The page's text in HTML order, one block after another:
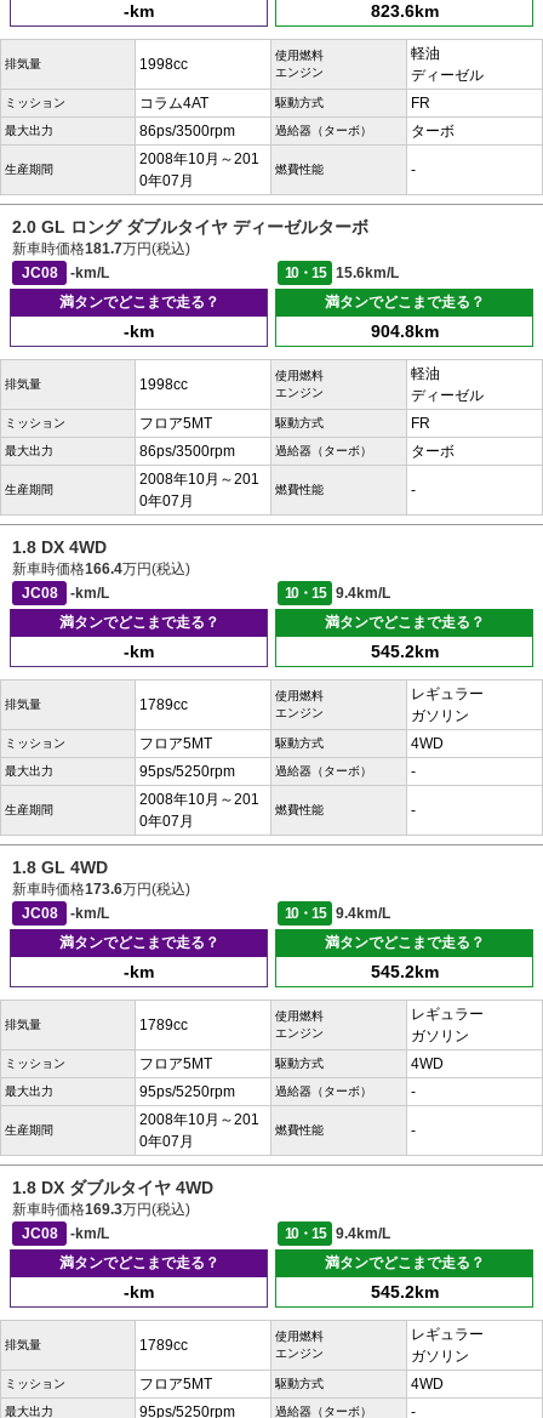
-km 823.6km
排気量 1998cc
使用燃料
エンジン
軽油
ディーゼル
ミッション コラム4AT 駆動方式 FR
最大出力 86ps/3500rpm 過給器（ターボ） ターボ
生産期間
2008年10月～201
0年07月
燃費性能 -
2.0 GL ロング ダブルタイヤ ディーゼルターボ
新車時価格181.7万円(税込)
JC08
-km/L 10・15
15.6km/L
満タンでどこまで走る？
-km
満タンでどこまで走る？
904.8km
排気量 1998cc
使用燃料
エンジン
軽油
ディーゼル
ミッション フロア5MT 駆動方式 FR
最大出力 86ps/3500rpm 過給器（ターボ） ターボ
生産期間
2008年10月～201
0年07月
燃費性能 -
1.8 DX 4WD
新車時価格166.4万円(税込)
JC08
-km/L 10・15
9.4km/L
満タンでどこまで走る？
-km
満タンでどこまで走る？
545.2km
排気量 1789cc
使用燃料
エンジン
レギュラー
ガソリン
ミッション フロア5MT 駆動方式 4WD
最大出力 95ps/5250rpm 過給器（ターボ） -
生産期間
2008年10月～201
0年07月
燃費性能 -
1.8 GL 4WD
新車時価格173.6万円(税込)
JC08
-km/L 10・15
9.4km/L
満タンでどこまで走る？
-km
満タンでどこまで走る？
545.2km
排気量 1789cc
使用燃料
エンジン
レギュラー
ガソリン
ミッション フロア5MT 駆動方式 4WD
最大出力 95ps/5250rpm 過給器（ターボ） -
生産期間
2008年10月～201
0年07月
燃費性能 -
1.8 DX ダブルタイヤ 4WD
新車時価格169.3万円(税込)
JC08
-km/L 10・15
9.4km/L
満タンでどこまで走る？
-km
満タンでどこまで走る？
545.2km
排気量 1789cc
使用燃料
エンジン
レギュラー
ガソリン
ミッション フロア5MT 駆動方式 4WD
最大出力 95ps/5250rpm 過給器（ターボ） -